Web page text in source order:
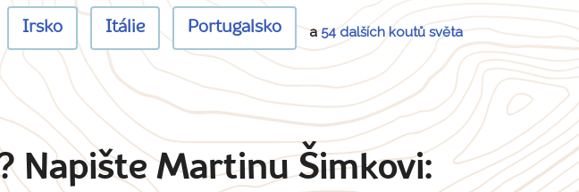
Irsko Itálie Portugalsko a54 dalších koutů světa
Napište Martinu Šimkovi: